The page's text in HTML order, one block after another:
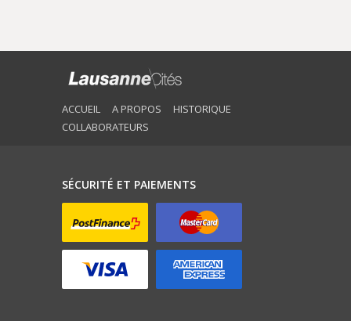
ACCUEIL A PROPOS
HISTORIQUE
COLLABORATEURS
SÉCURITÉ ET PAIEMENTS